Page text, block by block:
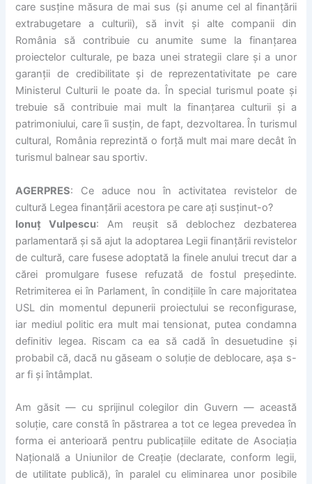
care susține măsura de mai sus (și anume cel al finanțării
extrabugetare a culturii), să invit și alte companii din
România să contribuie cu anumite sume la finanțarea
proiectelor culturale, pe baza unei strategii clare și a unor
garanții de credibilitate și de reprezentativitate pe care
Ministerul Culturii le poate da. În special turismul poate și
trebuie să contribuie mai mult la finanțarea culturii și a
patrimoniului, care îi susțin, de fapt, dezvoltarea. În turismul
cultural, România reprezintă o forță mult mai mare decât în
turismul balnear sau sportiv.
AGERPRES: Ce aduce nou în activitatea revistelor de
cultură Legea finanțării acestora pe care ați susținut-o?
Ionuț Vulpescu: Am reușit să deblochez dezbaterea
parlamentară și să ajut la adoptarea Legii finanțării revistelor
de cultură, care fusese adoptată la finele anului trecut dar a
cărei promulgare fusese refuzată de fostul președinte.
Retrimiterea ei în Parlament, în condițiile în care majoritatea
USL din momentul depunerii proiectului se reconfigurase,
iar mediul politic era mult mai tensionat, putea condamna
definitiv legea. Riscam ca ea să cadă în desuetudine și
probabil că, dacă nu găseam o soluție de deblocare, așa s-
ar fi și întâmplat.
Am găsit — cu sprijinul colegilor din Guvern — această
soluție, care constă în păstrarea a tot ce legea prevedea în
forma ei anterioară pentru publicațiile editate de Asociația
Națională a Uniunilor de Creație (declarate, conform legii,
de utilitate publică), în paralel cu eliminarea unor posibile